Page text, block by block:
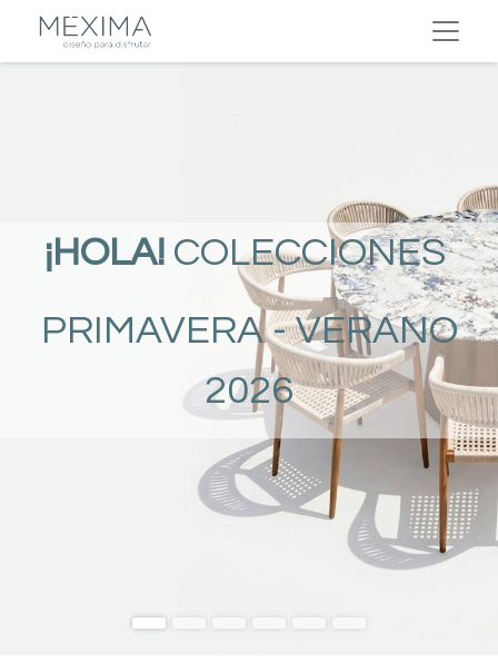
¡HOLA! COLECCIONES
PRIMAVERA - VERANO
2026